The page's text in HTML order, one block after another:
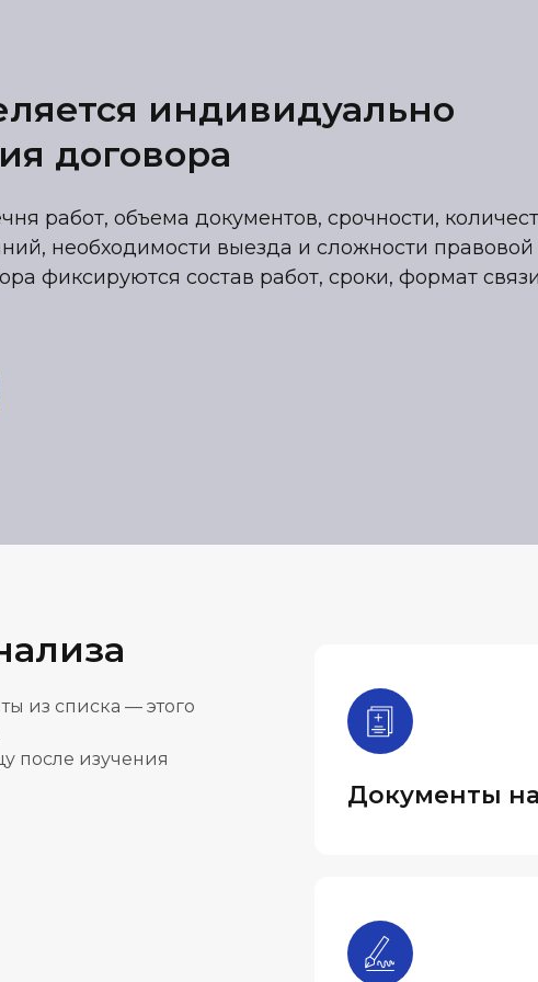
индивидуально
договора
работ, объема документов, срочности,
необходимости выезда и сложности правовой
фиксируются состав работ, сроки, формат связи
из списка — этого
после изучения
Документы